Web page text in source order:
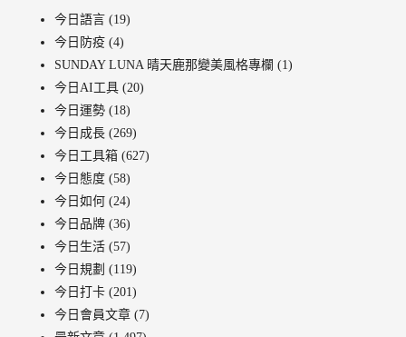
今日語言 (19)
今日防疫 (4)
SUNDAY LUNA 晴天鹿那變美風格專欄 (1)
今日AI工具 (20)
今日運勢 (18)
今日成長 (269)
今日工具箱 (627)
今日態度 (58)
今日如何 (24)
今日品牌 (36)
今日生活 (57)
今日規劃 (119)
今日打卡 (201)
今日會員文章 (7)